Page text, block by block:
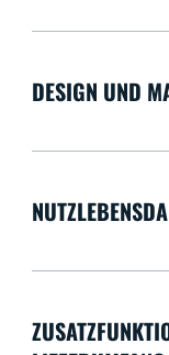
DESIGN UND